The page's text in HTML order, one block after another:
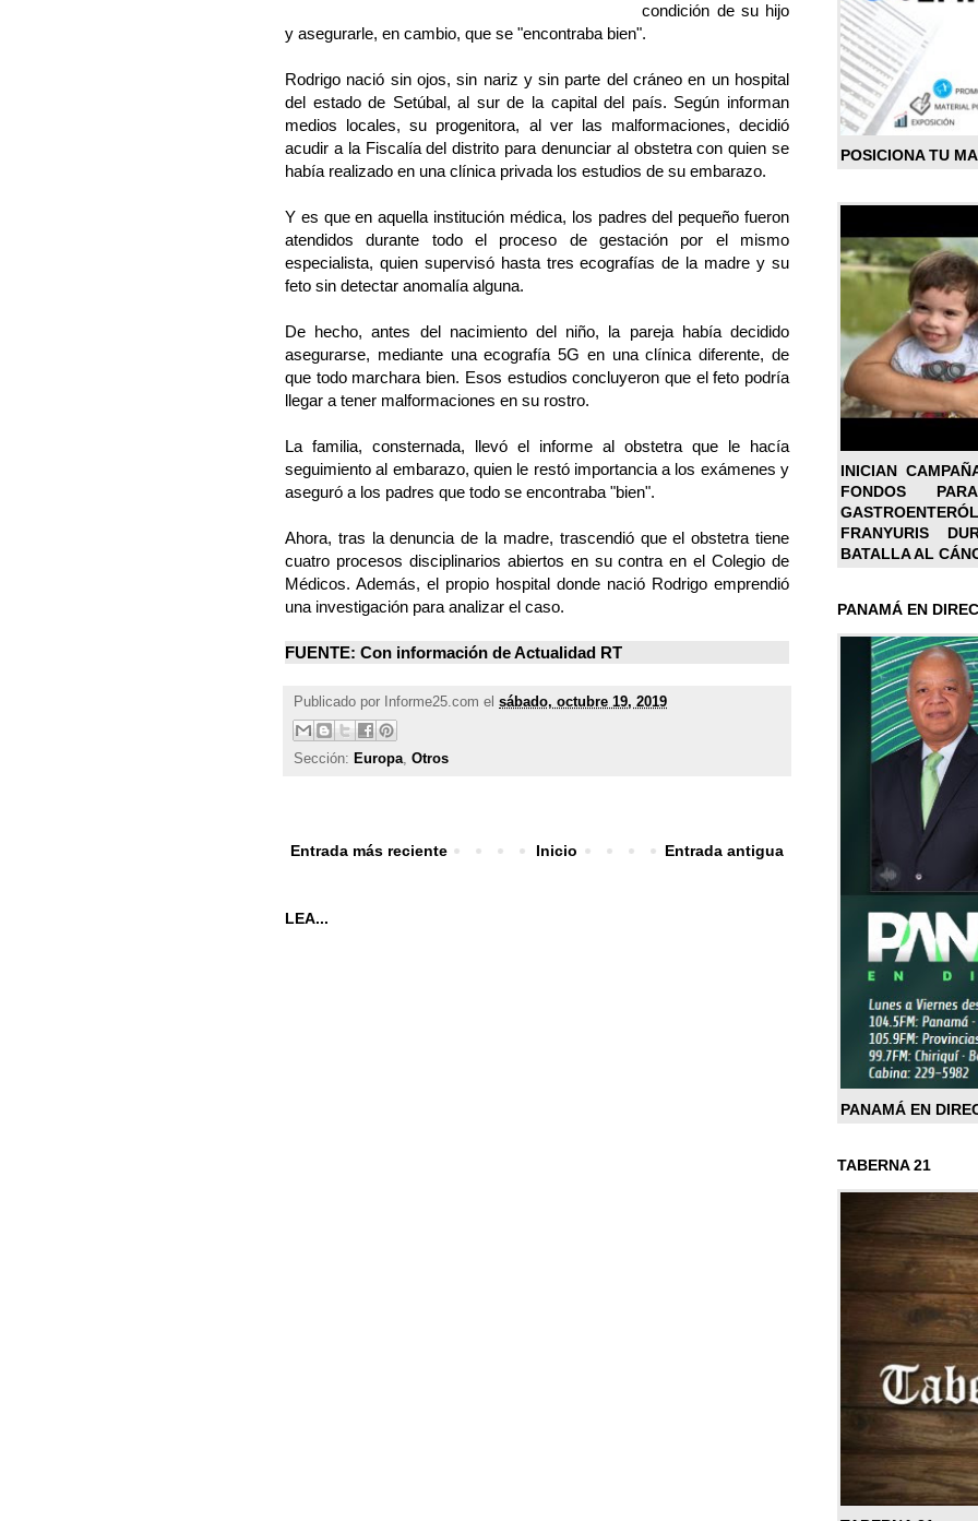
condición de su hijo
y asegurarle, en cambio, que se "encontraba bien".
Rodrigo nació sin ojos, sin nariz y sin parte del cráneo en un hospital
del estado de Setúbal, al sur de la capital del país. Según informan
medios locales, su progenitora, al ver las malformaciones, decidió
acudir a la Fiscalía del distrito para denunciar al obstetra con quien se
había realizado en una clínica privada los estudios de su embarazo.
Y es que en aquella institución médica, los padres del pequeño fueron
atendidos durante todo el proceso de gestación por el mismo
especialista, quien supervisó hasta tres ecografías de la madre y su
feto sin detectar anomalía alguna.
De hecho, antes del nacimiento del niño, la pareja había decidido
asegurarse, mediante una ecografía 5G en una clínica diferente, de
que todo marchara bien. Esos estudios concluyeron que el feto podría
llegar a tener malformaciones en su rostro.
La familia, consternada, llevó el informe al obstetra que le hacía
seguimiento al embarazo, quien le restó importancia a los exámenes y
aseguró a los padres que todo se encontraba "bien".
Ahora, tras la denuncia de la madre, trascendió que el obstetra tiene
cuatro procesos disciplinarios abiertos en su contra en el Colegio de
Médicos. Además, el propio hospital donde nació Rodrigo emprendió
una investigación para analizar el caso.
FUENTE: Con información deActualidad RT
Publicado por Informe25.com el sábado, octubre 19, 2019
Sección: Europa, Otros
Entrada más reciente Entrada antigua
Inicio
LEA...
POSICIONA TU
INICIAN
FONDOS
FRANYURIS
BATALLA AL
PANAMÁ EN
PANAMÁ EN
TABERNA 21